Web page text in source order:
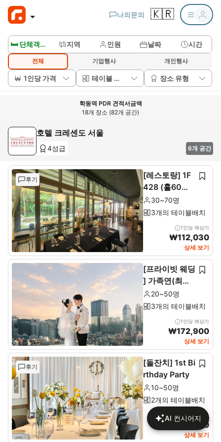
나의문의 🇰🇷
🛏️ 단체객실보기 지역 인원 날짜 시간
전체 기업행사 개인행사
1인당 가격 테이블 배치 장소 유형
학동역 PDR 견적서금액
18개 장소 (82개 공간)
호텔 크레센도 서울
4성급 6개 공간
후기
[레스토랑] 1F
428 (홀60석+
룸10석)
30~70명
3개의 테이블배치
1인당 예상가
₩112,030
상세 보기
[프라이빗 웨딩
] 가족연(최소2
0~최대 50인)
20~50명
3개의 테이블배치
1인당 예상가
₩172,900
상세 보기
후기
[돌잔치] 1st Bi
rthday Party
10~50명
2개의 테이블배치
1인당 예상가
₩137,680
상세 보기
AI 컨시어지